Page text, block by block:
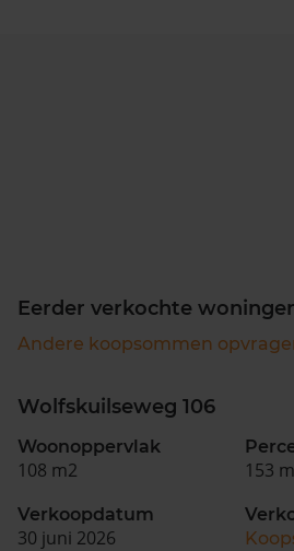
Eerder verkochte
Andere koopsommen
Wolfskuilseweg 106
Woonoppervlak
108 m2 153
Verkoopdatum
30 juni 2026